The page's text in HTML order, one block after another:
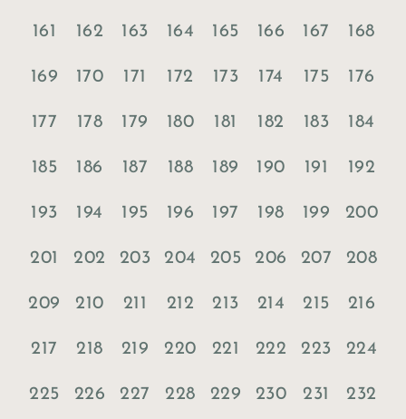
161 162 163 164 165 166 167 168
169 170 171 172 173 174 175 176
177 178 179 180 181 182 183 184
185 186 187 188 189 190 191 192
193 194 195 196 197 198 199 200
201 202 203 204 205 206 207 208
209 210 211 212 213 214 215 216
217 218 219 220 221 222 223 224
225 226 227 228 229 230 231 232